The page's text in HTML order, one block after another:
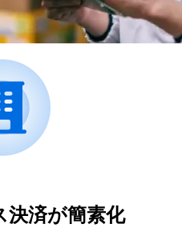
決済が簡素化